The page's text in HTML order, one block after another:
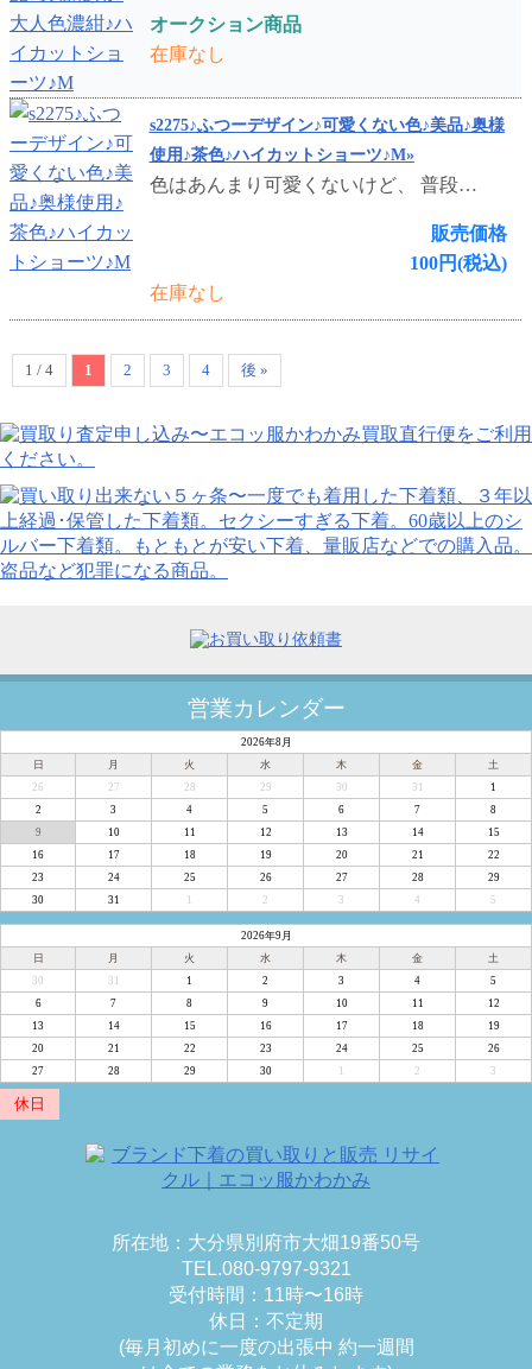
オークション商品
在庫なし
s2275♪ふつーデザイン♪可愛くない色♪美品♪奥様
使用♪茶色♪ハイカットショーツ♪M»
色はあんまり可愛くないけど、 普段…
販売価格
100円(税込)
在庫なし
1 / 4 1 2 3 4 後 »
営業カレンダー
2026年8月
日
月 火 水 木 金
土
26
27 28 29 30 31
1
2
3 4 5 6 7
8
9
10 11 12 13 14
15
16
17 18 19 20 21
22
23
24 25 26 27 28
29
30
31 1 2 3 4 5
2026年9月
日
月 火 水 木 金
土
30
31 1 2 3 4
5
6
7 8 9 10 11
12
13
14 15 16 17 18
19
20
21 22 23 24 25
26
27
28 29 30 1 2 3
休日
所在地：大分県別府市大畑19番50号
TEL.080-9797-9321
受付時間：11時〜16時
休日：不定期
(毎月初めに一度の出張中 約一週間